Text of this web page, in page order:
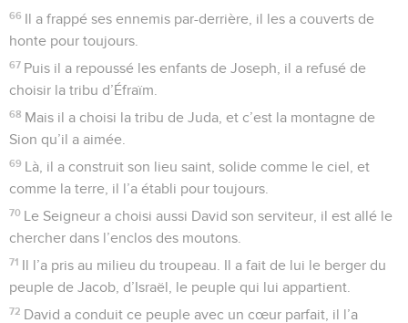
66 Il a frappé ses ennemis par-derrière, il les a couverts de
honte pour toujours.
67 Puis il a repoussé les enfants de Joseph, il a refusé de
choisir la tribu d’Éfraïm.
68 Mais il a choisi la tribu de Juda, et c’est la montagne de
Sion qu’il a aimée.
69 Là, il a construit son lieu saint, solide comme le ciel, et
comme la terre, il l’a établi pour toujours.
70 Le Seigneur a choisi aussi David son serviteur, il est allé le
chercher dans l’enclos des moutons.
71 Il l’a pris au milieu du troupeau. Il a fait de lui le berger du
peuple de Jacob, d’Israël, le peuple qui lui appartient.
72 David a conduit ce peuple avec un cœur parfait, il l’a